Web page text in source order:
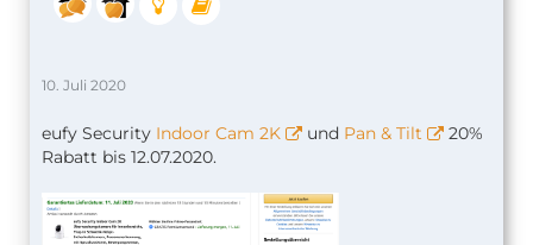
10. Juli 2020
eufy Security Indoor Cam 2K und Pan & Tilt
20%
Rabatt bis 12.07.2020.